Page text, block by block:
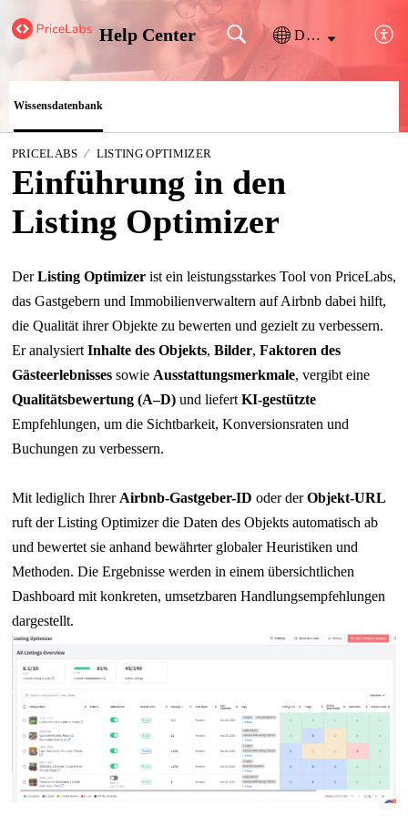
Help Center Deutsch
Wissensdatenbank
PRICELABS LISTING OPTIMIZER
Einführung in den
Listing Optimizer
DerListing Optimizerist ein leistungsstarkes Tool von PriceLabs,
das Gastgebern und Immobilienverwaltern auf Airbnb dabei hilft,
die Qualität ihrer Objekte zu bewerten und gezielt zu verbessern.
Er analysiert Inhalte des Objekts, Bilder, Faktoren des
Gästeerlebnissessowie Ausstattungsmerkmale, vergibt eine
Qualitätsbewertung (A–D)und liefert KI-gestützte
Empfehlungen, um die Sichtbarkeit, Konversionsraten und
Buchungen zu verbessern.
Mit lediglich Ihrer Airbnb-Gastgeber-ID oder derObjekt-URL
ruft der Listing Optimizer die Daten des Objekts automatisch ab
und bewertet sie anhand bewährter globaler Heuristiken und
Methoden. Die Ergebnisse werden in einem übersichtlichen
Dashboard mit konkreten, umsetzbaren Handlungsempfehlungen
dargestellt.